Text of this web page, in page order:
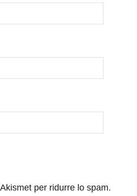
per ridurre lo spam.